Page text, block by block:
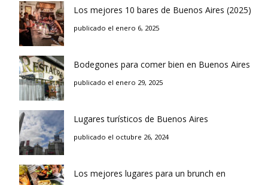
Los mejores 10 bares de Buenos Aires (2025)
publicado el enero 6, 2025
Bodegones para comer bien en Buenos Aires
publicado el enero 29, 2025
Lugares turísticos de Buenos Aires
publicado el octubre 26, 2024
Los mejores lugares para un brunch en